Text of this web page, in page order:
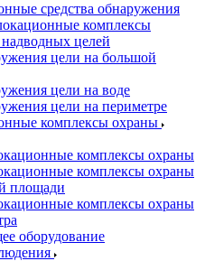
средства обнаружения
комплексы
целей
цели на большой
цели на воде
цели на периметре
комплексы охраны
комплексы охраны
комплексы охраны
площади
комплексы охраны
оборудование